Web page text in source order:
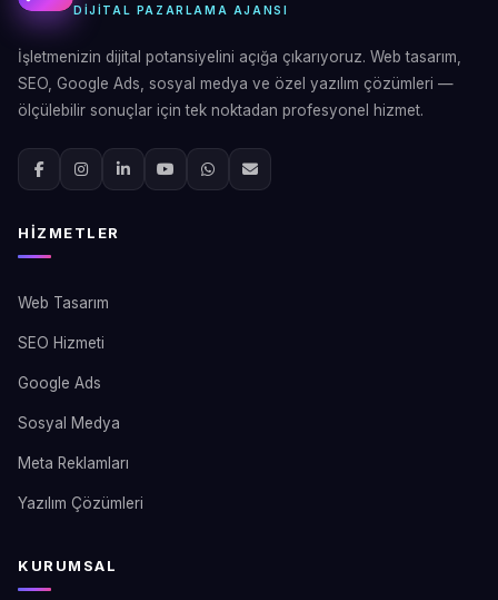
DIJITAL PAZARLAMA AJANSI
İşletmenizin dijital potansiyelini açığa çıkarıyoruz. Web tasarım,
SEO, Google Ads, sosyal medya ve özel yazılım çözümleri —
ölçülebilir sonuçlar için tek noktadan profesyonel hizmet.
HIZMETLER
Web Tasarım
SEO Hizmeti
Google Ads
Sosyal Medya
Meta Reklamları
Yazılım Çözümleri
KURUMSAL